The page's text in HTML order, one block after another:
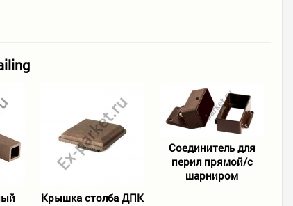
Крышка столба ДПК
Соединитель для
перил прямой/с
шарниром